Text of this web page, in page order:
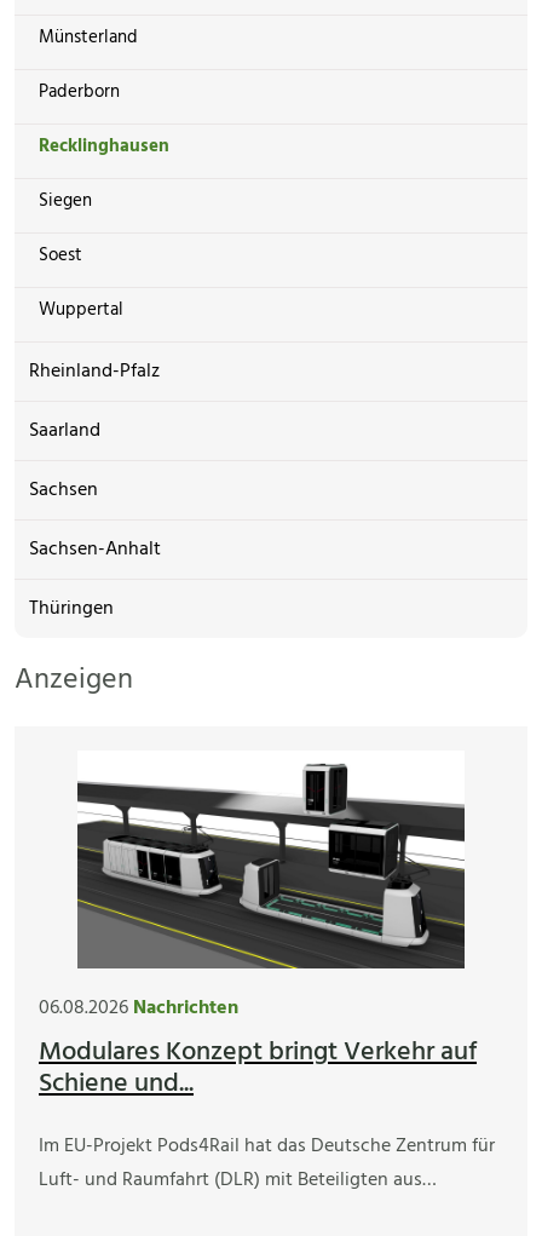
Münsterland
Paderborn
Recklinghausen
Siegen
Soest
Wuppertal
Rheinland-Pfalz
Saarland
Sachsen
Sachsen-Anhalt
Thüringen
Anzeigen
06.08.2026Nachrichten
Modulares Konzept bringt Verkehr auf
Schiene und...
Im EU-Projekt Pods4Rail hat das Deutsche Zentrum für
Luft- und Raumfahrt (DLR) mit Beteiligten aus…